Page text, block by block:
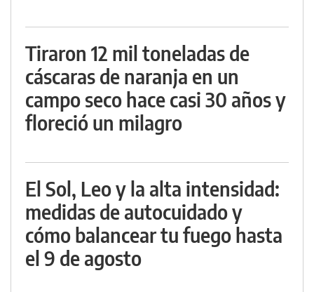
Tiraron 12 mil toneladas de
cáscaras de naranja en un
campo seco hace casi 30 años y
floreció un milagro
El Sol, Leo y la alta intensidad:
medidas de autocuidado y
cómo balancear tu fuego hasta
el 9 de agosto